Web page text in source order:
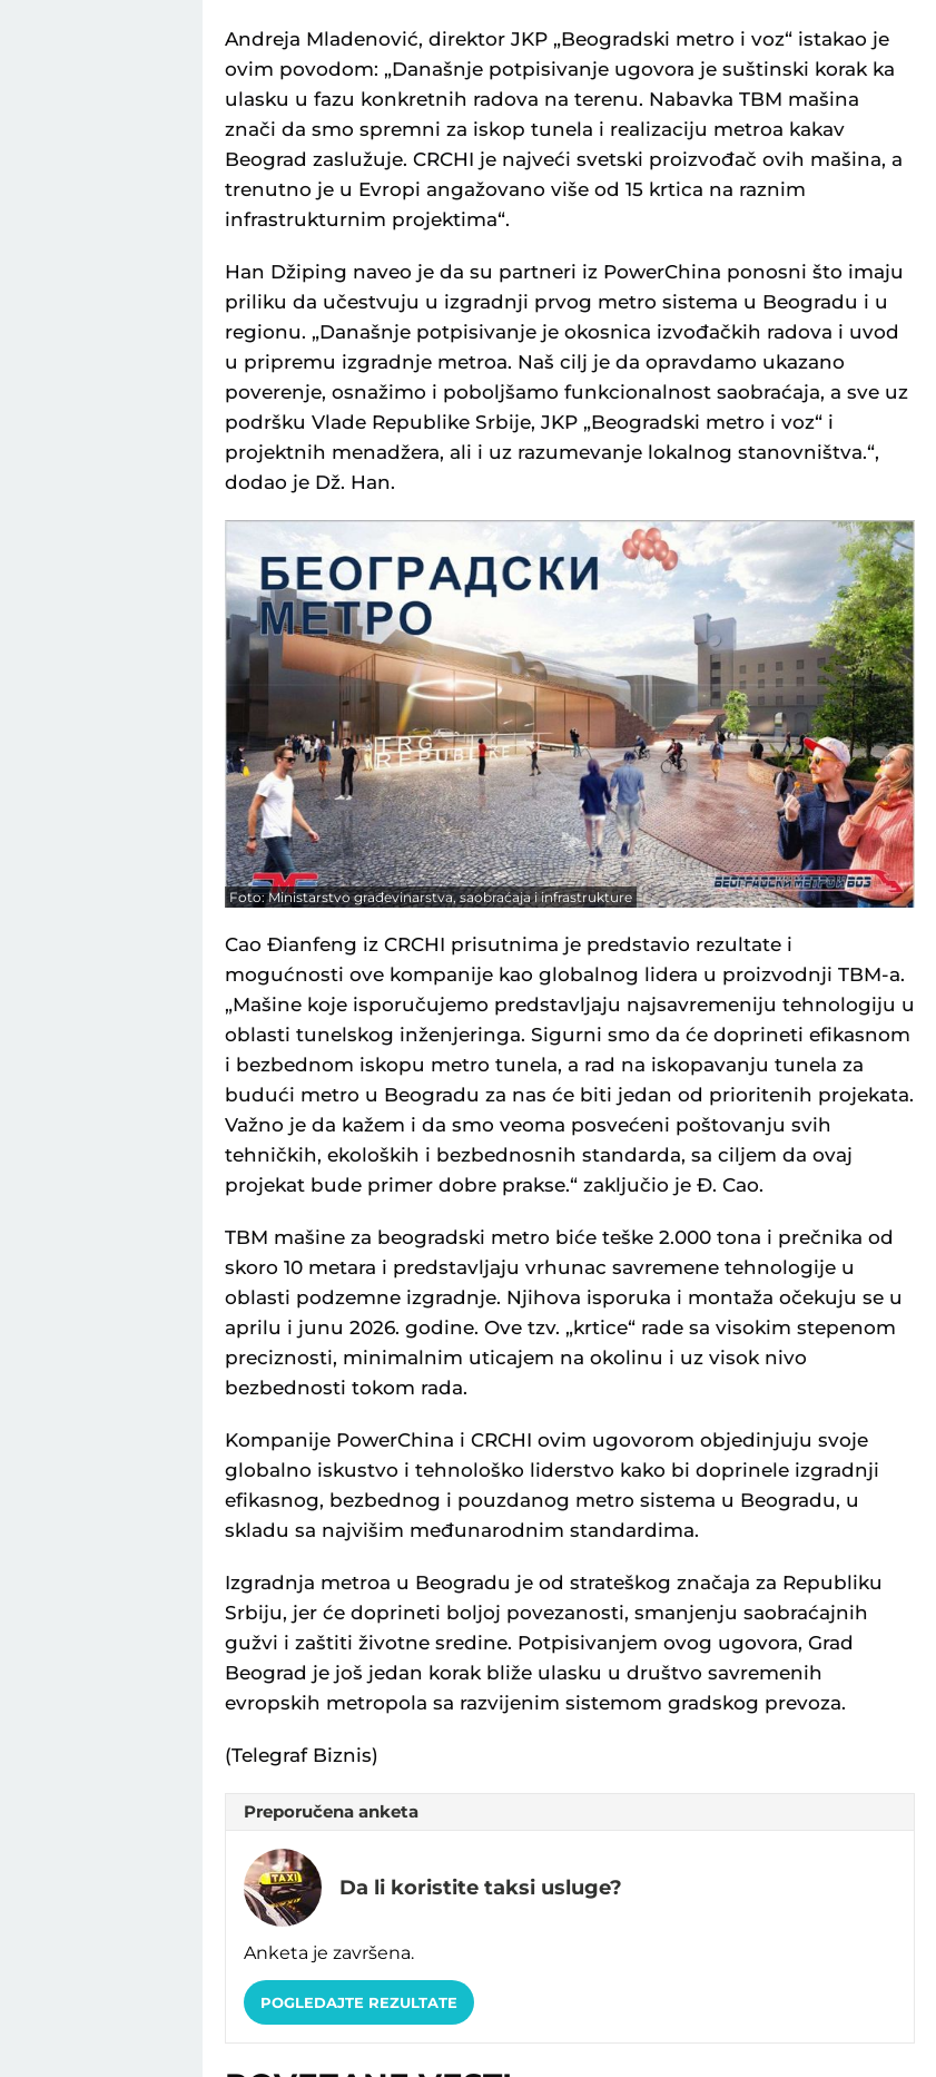
Andreja Mladenović, direktor JKP „Beogradski metro i voz“ istakao je
ovim povodom: „Današnje potpisivanje ugovora je suštinski korak ka
ulasku u fazu konkretnih radova na terenu. Nabavka TBM mašina
znači da smo spremni za iskop tunela i realizaciju metroa kakav
Beograd zaslužuje. CRCHI je najveći svetski proizvođač ovih mašina, a
trenutno je u Evropi angažovano više od 15 krtica na raznim
infrastrukturnim projektima“.
Han Džiping naveo je da su partneri iz PowerChina ponosni što imaju
priliku da učestvuju u izgradnji prvog metro sistema u Beogradu i u
regionu. „Današnje potpisivanje je okosnica izvođačkih radova i uvod
u pripremu izgradnje metroa. Naš cilj je da opravdamo ukazano
poverenje, osnažimo i poboljšamo funkcionalnost saobraćaja, a sve uz
podršku Vlade Republike Srbije, JKP „Beogradski metro i voz“ i
projektnih menadžera, ali i uz razumevanje lokalnog stanovništva.“,
dodao je Dž. Han.
Foto: Ministarstvo građevinarstva, saobraćaja i infrastrukture
Cao Đianfeng iz CRCHI prisutnima je predstavio rezultate i
mogućnosti ove kompanije kao globalnog lidera u proizvodnji TBM-a.
„Mašine koje isporučujemo predstavljaju najsavremeniju tehnologiju u
oblasti tunelskog inženjeringa. Sigurni smo da će doprineti efikasnom
i bezbednom iskopu metro tunela, a rad na iskopavanju tunela za
budući metro u Beogradu za nas će biti jedan od prioritenih projekata.
Važno je da kažem i da smo veoma posvećeni poštovanju svih
tehničkih, ekoloških i bezbednosnih standarda, sa ciljem da ovaj
projekat bude primer dobre prakse.“ zaključio je Đ. Cao.
TBM mašine za beogradski metro biće teške 2.000 tona i prečnika od
skoro 10 metara i predstavljaju vrhunac savremene tehnologije u
oblasti podzemne izgradnje. Njihova isporuka i montaža očekuju se u
aprilu i junu 2026. godine. Ove tzv. „krtice“ rade sa visokim stepenom
preciznosti, minimalnim uticajem na okolinu i uz visok nivo
bezbednosti tokom rada.
Kompanije PowerChina i CRCHI ovim ugovorom objedinjuju svoje
globalno iskustvo i tehnološko liderstvo kako bi doprinele izgradnji
efikasnog, bezbednog i pouzdanog metro sistema u Beogradu, u
skladu sa najvišim međunarodnim standardima.
Izgradnja metroa u Beogradu je od strateškog značaja za Republiku
Srbiju, jer će doprineti boljoj povezanosti, smanjenju saobraćajnih
gužvi i zaštiti životne sredine. Potpisivanjem ovog ugovora, Grad
Beograd je još jedan korak bliže ulasku u društvo savremenih
evropskih metropola sa razvijenim sistemom gradskog prevoza.
(Telegraf Biznis)
Preporučena anketa
Da li koristite taksi usluge?
Anketa je završena.
POGLEDAJTE REZULTATE
26o C
Priština